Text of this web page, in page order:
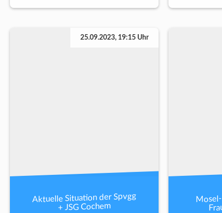
25.09.2023, 19:15 Uhr
Aktuelle Situation der Spvgg
+ JSG Cochem